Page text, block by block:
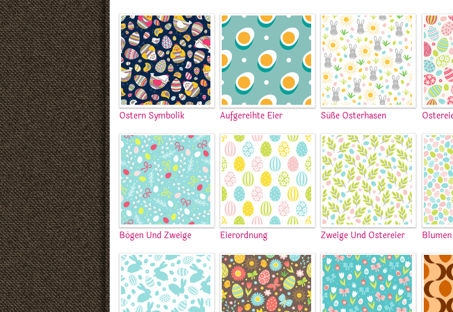
Ostern Symbolik Aufgereihte Eier Süße Osterhasen
Bögen Und Zweige Eierordnung Zweige Und Ostereier